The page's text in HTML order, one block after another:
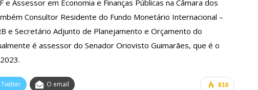
Assessor em Economia e Finanças Públicas na Câmara dos
Consultor Residente do Fundo Monetário Internacional –
e Secretário Adjunto de Planejamento e Orçamento do
é assessor do Senador Oriovisto Guimarães, que é o
816
Twitter O email